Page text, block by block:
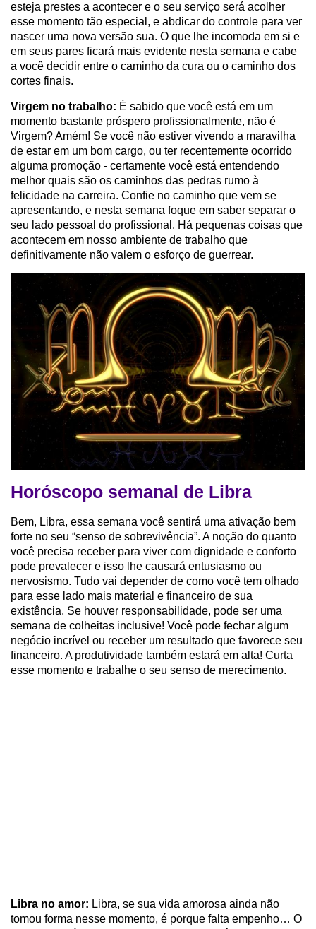
esteja prestes a acontecer e o seu serviço será acolher
esse momento tão especial, e abdicar do controle para ver
nascer uma nova versão sua. O que lhe incomoda em si e
em seus pares ficará mais evidente nesta semana e cabe
a você decidir entre o caminho da cura ou o caminho dos
cortes finais.
Virgem no trabalho: É sabido que você está em um
momento bastante próspero profissionalmente, não é
Virgem? Amém! Se você não estiver vivendo a maravilha
de estar em um bom cargo, ou ter recentemente ocorrido
alguma promoção - certamente você está entendendo
melhor quais são os caminhos das pedras rumo à
felicidade na carreira. Confie no caminho que vem se
apresentando, e nesta semana foque em saber separar o
seu lado pessoal do profissional. Há pequenas coisas que
acontecem em nosso ambiente de trabalho que
definitivamente não valem o esforço de guerrear.
Horóscopo semanal de Libra
Bem, Libra, essa semana você sentirá uma ativação bem
forte no seu “senso de sobrevivência”. A noção do quanto
você precisa receber para viver com dignidade e conforto
pode prevalecer e isso lhe causará entusiasmo ou
nervosismo. Tudo vai depender de como você tem olhado
para esse lado mais material e financeiro de sua
existência. Se houver responsabilidade, pode ser uma
semana de colheitas inclusive! Você pode fechar algum
negócio incrível ou receber um resultado que favorece seu
financeiro. A produtividade também estará em alta! Curta
esse momento e trabalhe o seu senso de merecimento.
Libra no amor: Libra, se sua vida amorosa ainda não
tomou forma nesse momento, é porque falta empenho… O